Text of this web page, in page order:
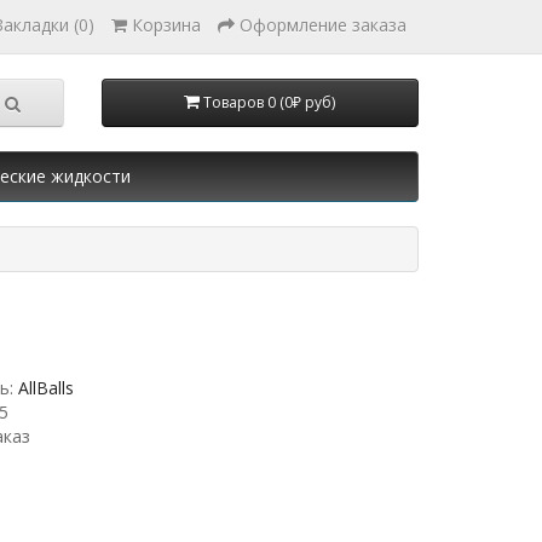
(0) Корзина Оформление заказа
Товаров 0 (0₽ руб)
жидкости
AllBalls